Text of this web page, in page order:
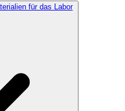
für das Labor